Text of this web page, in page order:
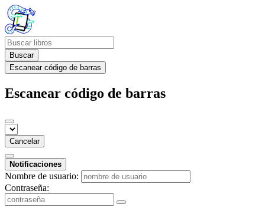
Buscar
Escanear código de barras
Escanear código de barras
Cancelar
Notificaciones
Nombre de usuario:
Contraseña: